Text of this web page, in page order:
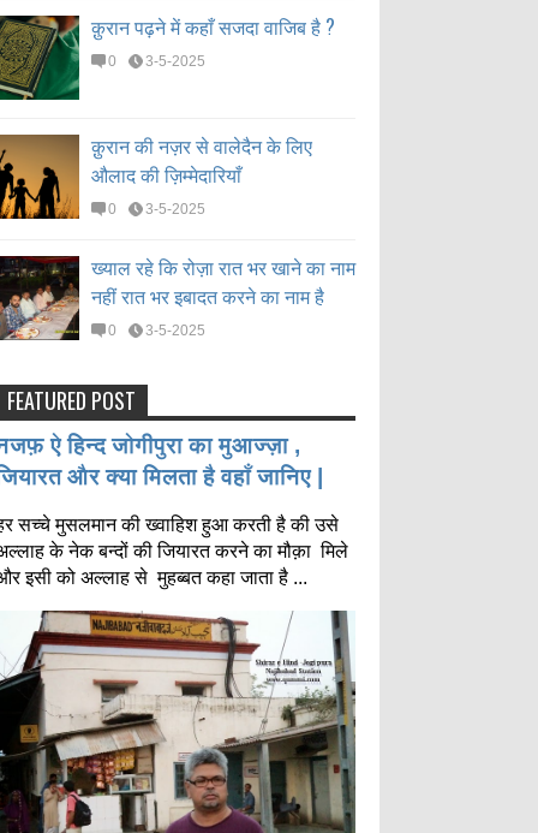
क़ुरान पढ़ने में कहाँ सजदा वाजिब है ?
0 3-5-2025
क़ुरान की नज़र से वालेदैन के लिए
औलाद की ज़िम्मेदारियाँ
0 3-5-2025
ख्याल रहे कि रोज़ा रात भर खाने का नाम
नहीं रात भर इबादत करने का नाम है
0 3-5-2025
FEATURED POST
ऐ हिन्द जोगीपुरा का मुआज्ज़ा ,
और क्या मिलता है वहाँ जानिए |
सच्चे मुसलमान की ख्वाहिश हुआ करती है की उसे
के नेक बन्दों की जियारत करने का मौक़ा मिले
इसी को अल्लाह से मुहब्बत कहा जाता है ...